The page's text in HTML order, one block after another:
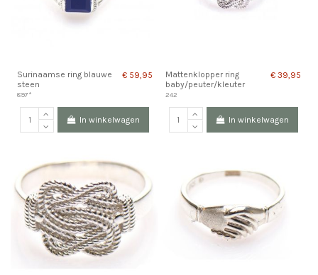
Surinaamse ring blauwe
steen
897*
€ 59,95
In winkelwagen
Mattenklopper ring
baby/peuter/kleuter
242
€ 39,95
In winkelwagen